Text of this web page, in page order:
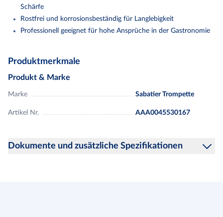
Schärfe
Rostfrei und korrosionsbeständig für Langlebigkeit
Professionell geeignet für hohe Ansprüche in der Gastronomie
Produktmerkmale
Produkt & Marke
Marke Sabatier Trompette
Artikel Nr. AAA0045530167
Dokumente und zusätzliche Spezifikationen